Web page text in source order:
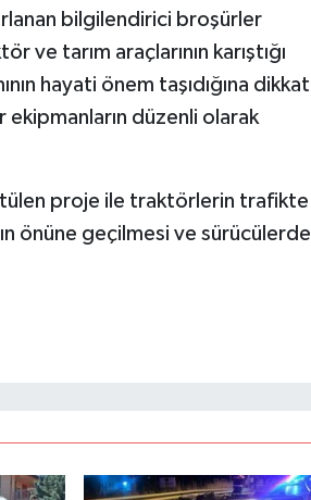
bilgilendirici broşürler
ve tarım araçlarının karıştığı
hayati önem taşıdığına dikkat
düzenli olarak
proje ile traktörlerin trafikte
önüne geçilmesi ve sürücülerde